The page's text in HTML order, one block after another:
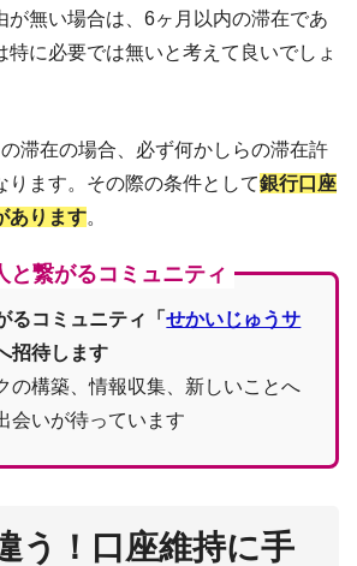
が無い場合は、6ヶ月以内の滞在であ
特に必要では無いと考えて良いでしょ
滞在の場合、必ず何かしらの滞在許
ります。その際の条件として銀行口座
あります。
と繋がるコミュニティ
るコミュニティ「せかいじゅうサ
招待します
の構築、情報収集、新しいことへ
会いが待っています
う！口座維持に手